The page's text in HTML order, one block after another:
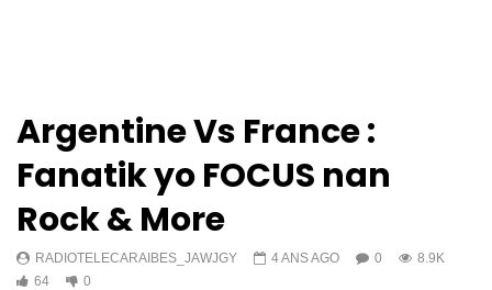
Argentine Vs France :
Fanatik yo FOCUS nan
Rock & More
RADIOTELECARAIBES_JAWJGY 4 ANS AGO 0
8.9K
64
0